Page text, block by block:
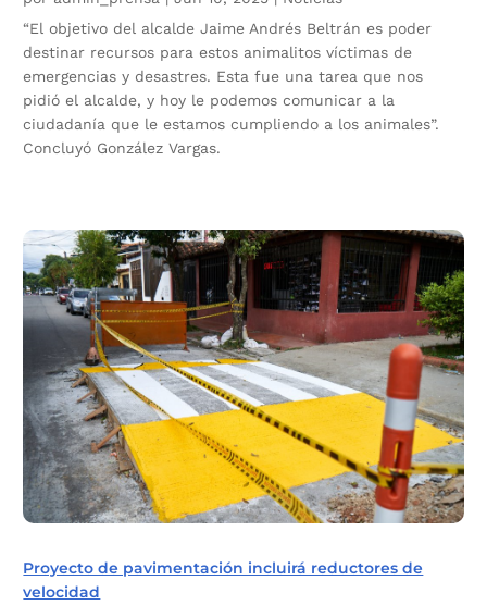
“El objetivo del alcalde Jaime Andrés Beltrán es poder
destinar recursos para estos animalitos víctimas de
emergencias y desastres. Esta fue una tarea que nos
pidió el alcalde, y hoy le podemos comunicar a la
ciudadanía que le estamos cumpliendo a los animales”.
Concluyó González Vargas.
Proyecto de pavimentación incluirá reductores de
velocidad